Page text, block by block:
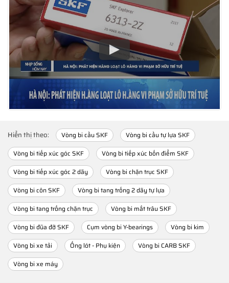
Hiển thị theo: Vòng bi cầu SKF
Vòng bi cầu tự lựa SKF
Vòng bi tiếp xúc góc SKF
Vòng bi tiếp xúc bốn điểm SKF
Vòng bi tiếp xúc góc 2 dãy
Vòng bi chặn trục SKF
Vòng bi côn SKF
Vòng bi tang trống 2 dãy tự lựa
Vòng bi tang trống chặn trục
Vòng bi mắt trâu SKF
Vòng bi đũa đỡ SKF
Cụm vòng bi Y-bearings
Vòng bi kim
Vòng bi xe tải
Ống lót - Phụ kiện
Vòng bi CARB SKF
Vòng bi xe máy